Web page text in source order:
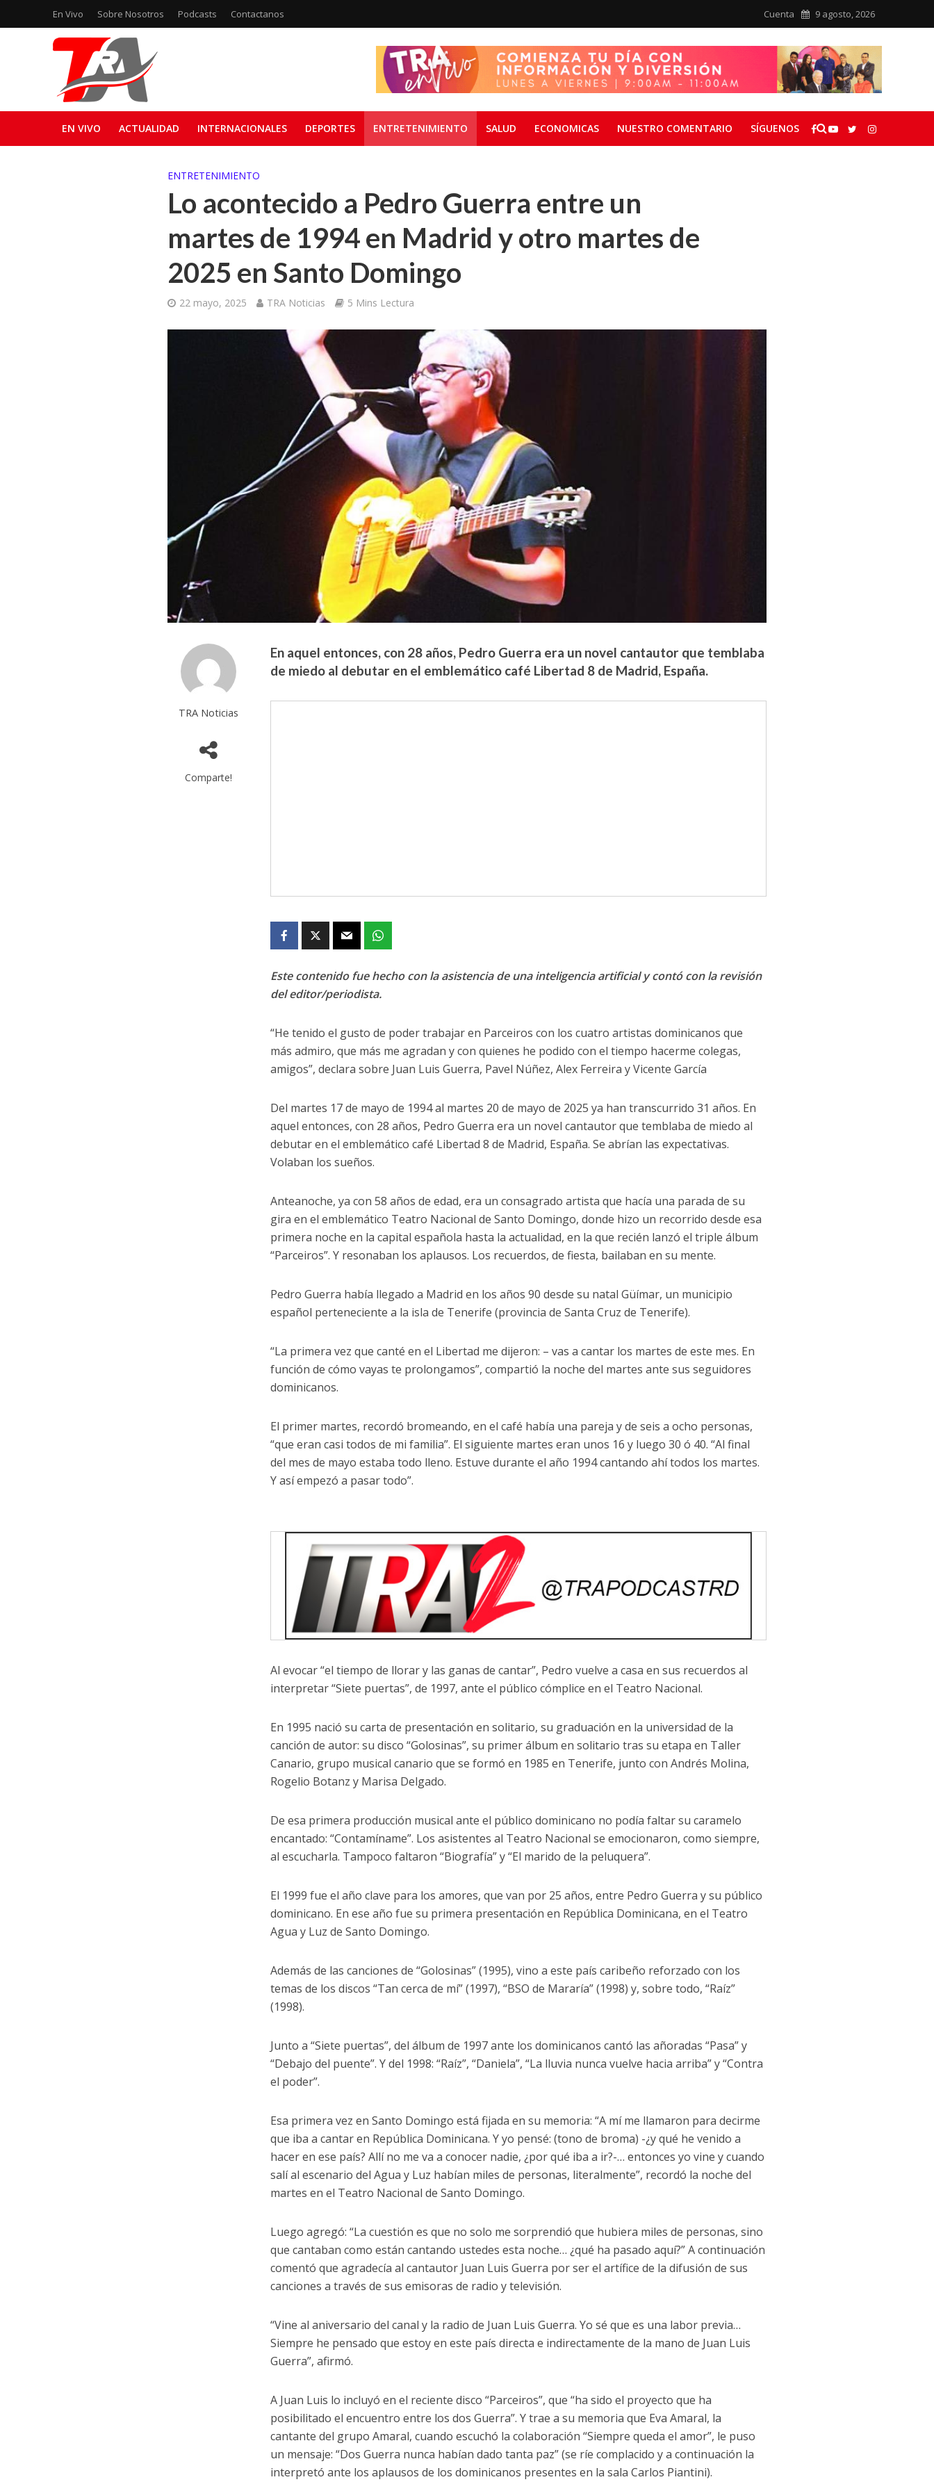
En Vivo Sobre Nosotros Podcasts Contactanos Cuenta 9 agosto, 2026
EN VIVO ACTUALIDAD INTERNACIONALES DEPORTES ENTRETENIMIENTO SALUD ECONOMICAS NUESTRO COMENTARIO SÍGUENOS
ENTRETENIMIENTO
Lo acontecido a Pedro Guerra entre un
martes de 1994 en Madrid y otro martes de
2025 en Santo Domingo
22 mayo, 2025 TRA Noticias 5 Mins Lectura
TRA Noticias
Comparte!
En aquel entonces, con 28 años, Pedro Guerra era un novel cantautor que temblaba
de miedo al debutar en el emblemático café Libertad 8 de Madrid, España.
Este contenido fue hecho con la asistencia de una inteligencia artificial y contó con la revisión
del editor/periodista.
“He tenido el gusto de poder trabajar en Parceiros con los cuatro artistas dominicanos que
más admiro, que más me agradan y con quienes he podido con el tiempo hacerme colegas,
amigos”, declara sobre Juan Luis Guerra, Pavel Núñez, Alex Ferreira y Vicente García
Del martes 17 de mayo de 1994 al martes 20 de mayo de 2025 ya han transcurrido 31 años. En
aquel entonces, con 28 años, Pedro Guerra era un novel cantautor que temblaba de miedo al
debutar en el emblemático café Libertad 8 de Madrid, España. Se abrían las expectativas.
Volaban los sueños.
Anteanoche, ya con 58 años de edad, era un consagrado artista que hacía una parada de su
gira en el emblemático Teatro Nacional de Santo Domingo, donde hizo un recorrido desde esa
primera noche en la capital española hasta la actualidad, en la que recién lanzó el triple álbum
“Parceiros”. Y resonaban los aplausos. Los recuerdos, de fiesta, bailaban en su mente.
Pedro Guerra había llegado a Madrid en los años 90 desde su natal Güímar, un municipio
español perteneciente a la isla de Tenerife (provincia de Santa Cruz de Tenerife).
“La primera vez que canté en el Libertad me dijeron: – vas a cantar los martes de este mes. En
función de cómo vayas te prolongamos”, compartió la noche del martes ante sus seguidores
dominicanos.
El primer martes, recordó bromeando, en el café había una pareja y de seis a ocho personas,
“que eran casi todos de mi familia”. El siguiente martes eran unos 16 y luego 30 ó 40. “Al final
del mes de mayo estaba todo lleno. Estuve durante el año 1994 cantando ahí todos los martes.
Y así empezó a pasar todo”.
Al evocar “el tiempo de llorar y las ganas de cantar”, Pedro vuelve a casa en sus recuerdos al
interpretar “Siete puertas”, de 1997, ante el público cómplice en el Teatro Nacional.
En 1995 nació su carta de presentación en solitario, su graduación en la universidad de la
canción de autor: su disco “Golosinas”, su primer álbum en solitario tras su etapa en Taller
Canario, grupo musical canario que se formó en 1985 en Tenerife, junto con Andrés Molina,
Rogelio Botanz y Marisa Delgado.
De esa primera producción musical ante el público dominicano no podía faltar su caramelo
encantado: “Contamíname”. Los asistentes al Teatro Nacional se emocionaron, como siempre,
al escucharla. Tampoco faltaron “Biografía” y “El marido de la peluquera”.
El 1999 fue el año clave para los amores, que van por 25 años, entre Pedro Guerra y su público
dominicano. En ese año fue su primera presentación en República Dominicana, en el Teatro
Agua y Luz de Santo Domingo.
Además de las canciones de “Golosinas” (1995), vino a este país caribeño reforzado con los
temas de los discos “Tan cerca de mí” (1997), “BSO de Mararía” (1998) y, sobre todo, “Raíz”
(1998).
Junto a “Siete puertas”, del álbum de 1997 ante los dominicanos cantó las añoradas “Pasa” y
“Debajo del puente”. Y del 1998: “Raíz”, “Daniela”, “La lluvia nunca vuelve hacia arriba” y “Contra
el poder”.
Esa primera vez en Santo Domingo está fijada en su memoria: “A mí me llamaron para decirme
que iba a cantar en República Dominicana. Y yo pensé: (tono de broma) -¿y qué he venido a
hacer en ese país? Allí no me va a conocer nadie, ¿por qué iba a ir?-… entonces yo vine y cuando
salí al escenario del Agua y Luz habían miles de personas, literalmente”, recordó la noche del
martes en el Teatro Nacional de Santo Domingo.
Luego agregó: “La cuestión es que no solo me sorprendió que hubiera miles de personas, sino
que cantaban como están cantando ustedes esta noche… ¿qué ha pasado aquí?” A continuación
comentó que agradecía al cantautor Juan Luis Guerra por ser el artífice de la difusión de sus
canciones a través de sus emisoras de radio y televisión.
“Vine al aniversario del canal y la radio de Juan Luis Guerra. Yo sé que es una labor previa…
Siempre he pensado que estoy en este país directa e indirectamente de la mano de Juan Luis
Guerra”, afirmó.
A Juan Luis lo incluyó en el reciente disco “Parceiros”, que “ha sido el proyecto que ha
posibilitado el encuentro entre los dos Guerra”. Y trae a su memoria que Eva Amaral, la
cantante del grupo Amaral, cuando escuchó la colaboración “Siempre queda el amor”, le puso
un mensaje: “Dos Guerra nunca habían dado tanta paz” (se ríe complacido y a continuación la
interpretó ante los aplausos de los dominicanos presentes en la sala Carlos Piantini).